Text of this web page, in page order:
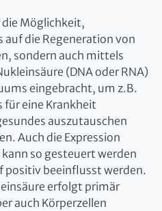
Möglichkeit,
die Regeneration von
sondern auch mittels
(DNA oder RNA)
eingebracht, um z.B.
für eine Krankheit
auszutauschen
Auch die Expression
so gesteuert werden
positiv beeinflusst werden.
erfolgt primär
auch Körperzellen